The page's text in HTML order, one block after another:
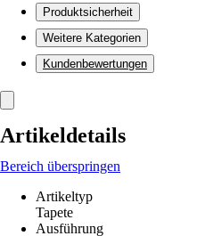
Produktsicherheit
Weitere Kategorien
Kundenbewertungen
Artikeldetails
Bereich überspringen
Artikeltyp
Tapete
Ausführung